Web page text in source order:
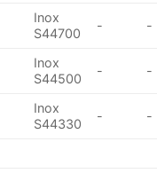
Inox
S44700
- -
Inox
S44500
- -
Inox
S44330
- -